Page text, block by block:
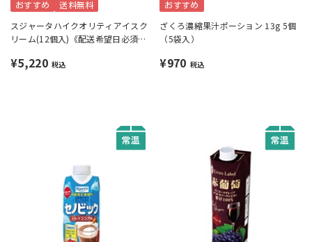
おすすめ 送料無料
スジャータハイクオリティアイスク
リーム(12個入)《配送希望日必須※
¥5,220 税込
おすすめ
ざくろ濃縮果汁ポーション 13g 5個
（5袋入）
¥970 税込